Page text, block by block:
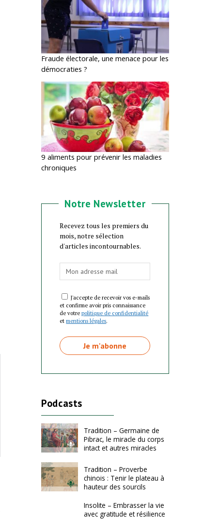
Fraude électorale, une menace pour les
démocraties ?
9 aliments pour prévenir les maladies
chroniques
Notre Newsletter
Recevez tous les premiers du
mois, notre sélection
d'articles incontournables.
J'accepte de recevoir vos e-mails
et confirme avoir pris connaissance
de votrepolitique de confidentialité
etmentions légales.
Podcasts
Tradition – Germaine de
Pibrac, le miracle du corps
intact et autres miracles
Tradition – Proverbe
chinois : Tenir le plateau à
hauteur des sourcils
Insolite – Embrasser la vie
avec gratitude et résilience